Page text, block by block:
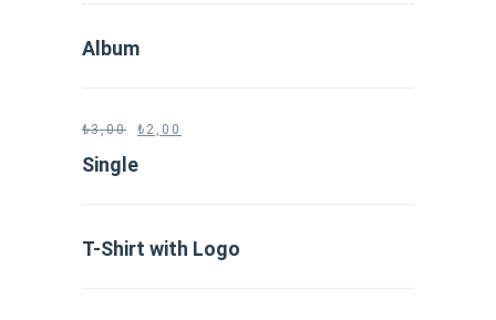
Album
₺3,00 ₺ 2,00
Single
T-Shirt with Logo